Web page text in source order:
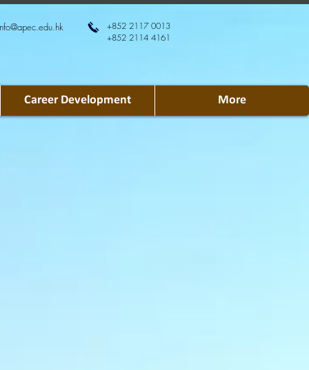
+852 2117 0013
+852 2114 4161
Career Development More